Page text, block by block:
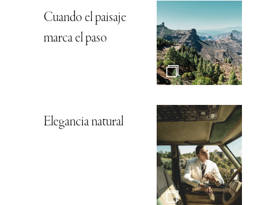
Cuando el paisaje
marca el paso
Elegancia natural